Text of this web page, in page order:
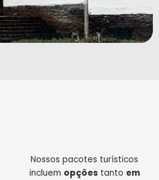
Nossos pacotes turísticos
incluem opçõestanto em